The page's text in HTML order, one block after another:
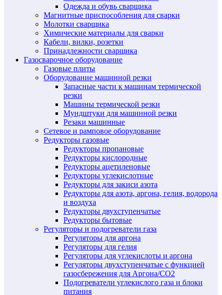
Одежда и обувь сварщика
Магнитные приспособления для сварки
Молотки сварщика
Химические материалы для сварки
Кабели, вилки, розетки
Принадлежности сварщика
Газосварочное оборудование
Газовые плиты
Оборудование машинной резки
Запасные части к машинам термической
резки
Машины термической резки
Мундштуки для машинной резки
Резаки машинные
Сетевое и рамповое оборудование
Редукторы газовые
Редукторы пропановые
Редукторы кислородные
Редукторы ацетиленовые
Редукторы углекислотные
Редукторы для закиси азота
Редукторы для азота, аргона, гелия, водорода
и воздуха
Редукторы двухступенчатые
Редукторы бытовые
Регуляторы и подогреватели газа
Регуляторы для аргона
Регуляторы для гелия
Регуляторы для углекислоты и аргона
Регуляторы двухступенчатые c функцией
газосбережения для Аргона/СО2
Подогреватели углекислого газа и блоки
питания